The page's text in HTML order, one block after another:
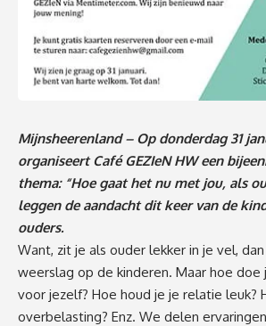
Mijnsheerenland – Op donderdag 31
organiseert Café GEZIeN HW een
thema: “Hoe gaat het nu met jou, als
leggen de aandacht dit keer van de
ouders.
Want, zit je als ouder lekker in je vel,
weerslag op de kinderen. Maar hoe doe
voor jezelf? Hoe houd je je relatie leuk?
overbelasting? Enz. We delen